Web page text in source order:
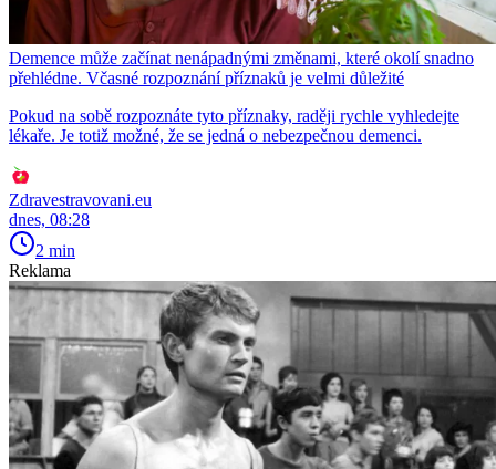
Demence může začínat nenápadnými změnami, které okolí snadno
přehlédne. Včasné rozpoznání příznaků je velmi důležité
Pokud na sobě rozpoznáte tyto příznaky, raději rychle vyhledejte
lékaře. Je totiž možné, že se jedná o nebezpečnou demenci.
Zdravestravovani.eu
dnes, 08:28
2 min
Reklama